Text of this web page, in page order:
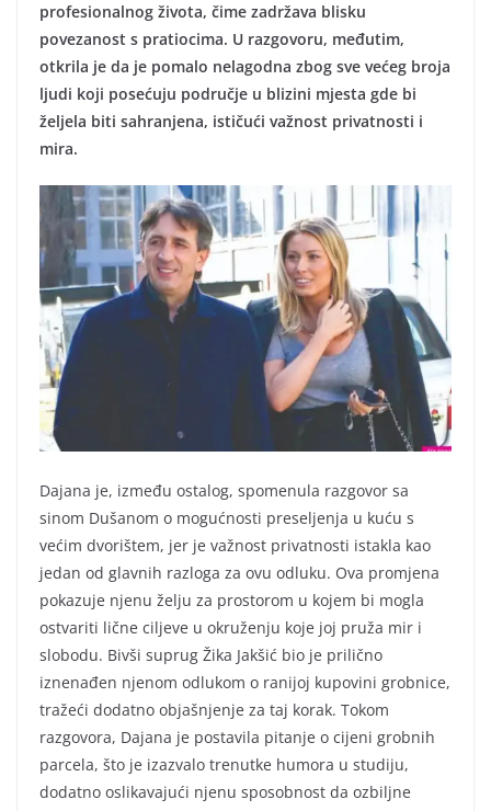
profesionalnog života, čime zadržava blisku
povezanost s pratiocima. U razgovoru, međutim,
otkrila je da je pomalo nelagodna zbog sve većeg broja
ljudi koji posećuju područje u blizini mjesta gde bi
željela biti sahranjena, ističući važnost privatnosti i
mira.
Dajana je, između ostalog, spomenula razgovor sa
sinom Dušanom o mogućnosti preseljenja u kuću s
većim dvorištem, jer je važnost privatnosti istakla kao
jedan od glavnih razloga za ovu odluku. Ova promjena
pokazuje njenu želju za prostorom u kojem bi mogla
ostvariti lične ciljeve u okruženju koje joj pruža mir i
slobodu. Bivši suprug Žika Jakšić bio je prilično
iznenađen njenom odlukom o ranijoj kupovini grobnice,
tražeći dodatno objašnjenje za taj korak. Tokom
razgovora, Dajana je postavila pitanje o cijeni grobnih
parcela, što je izazvalo trenutke humora u studiju,
dodatno oslikavajući njenu sposobnost da ozbiljne